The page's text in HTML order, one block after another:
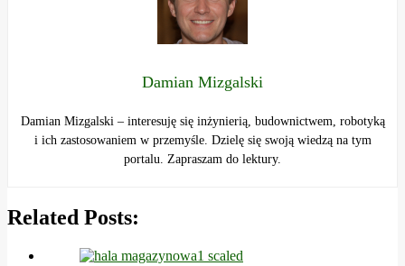
Damian Mizgalski
Damian Mizgalski – interesuję się inżynierią, budownictwem, robotyką
i ich zastosowaniem w przemyśle. Dzielę się swoją wiedzą na tym
portalu. Zapraszam do lektury.
Related Posts: